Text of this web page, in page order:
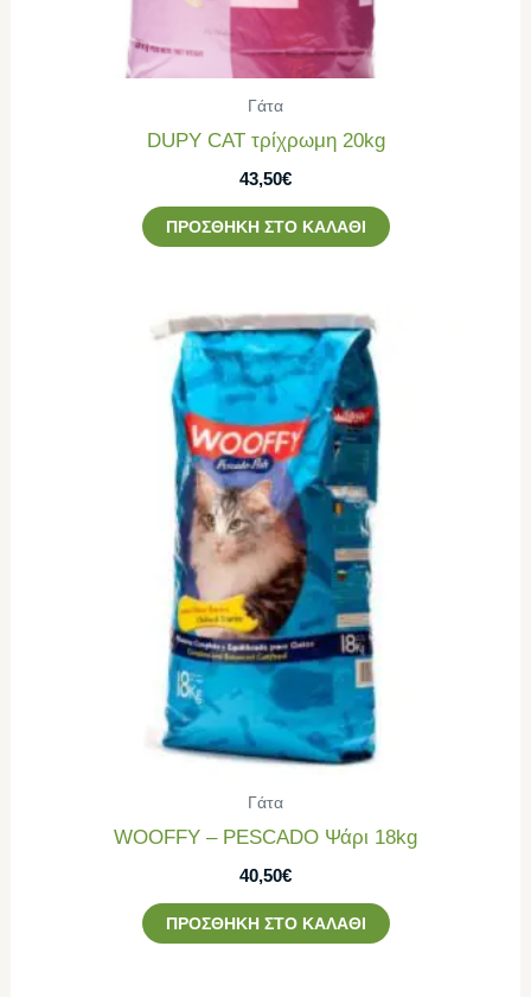
Γάτα
DUPY CAT τρίχρωμη 20kg
43,50€
ΠΡΟΣΘΉΚΗ ΣΤΟ ΚΑΛΆΘΙ
Γάτα
WOOFFY – PESCADO Ψάρι 18kg
40,50€
ΠΡΟΣΘΉΚΗ ΣΤΟ ΚΑΛΆΘΙ